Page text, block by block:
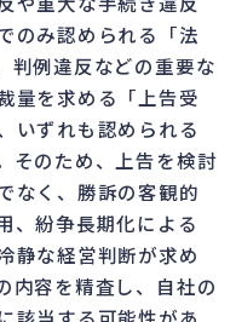
のみ認められる「法
判例違反などの重要な
量を求める「上告受
いずれも認められる
そのため、上告を検討
なく、勝訴の客観的
、紛争長期化による
静な経営判断が求め
内容を精査し、自社の